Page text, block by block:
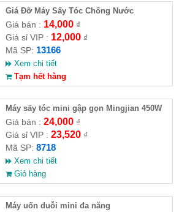
Giá Đỡ Máy Sấy Tóc Chống Nước
Giá bán : 14,000₫
Giá sỉ VIP : 12,000₫
Mã SP: 13166
Xem chi tiết
Tạm hết hàng
Máy sấy tóc mini gập gọn Mingjian 450W
Giá bán : 24,000₫
Giá sỉ VIP : 23,520₫
Mã SP: 8718
Xem chi tiết
Giỏ hàng
Máy uốn duỗi mini đa năng